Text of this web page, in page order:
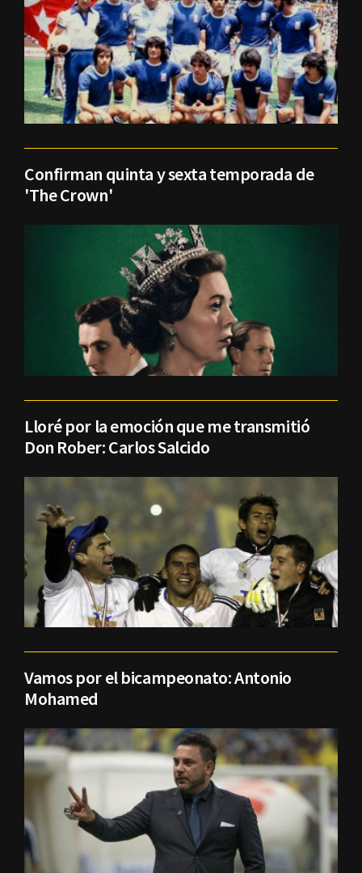
Confirman quinta y sexta temporada de
'The Crown'
Lloré por la emoción que me transmitió
Don Rober: Carlos Salcido
Vamos por el bicampeonato: Antonio
Mohamed